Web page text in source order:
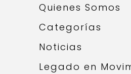
Quienes Somos
Categorías
Noticias
Legado en